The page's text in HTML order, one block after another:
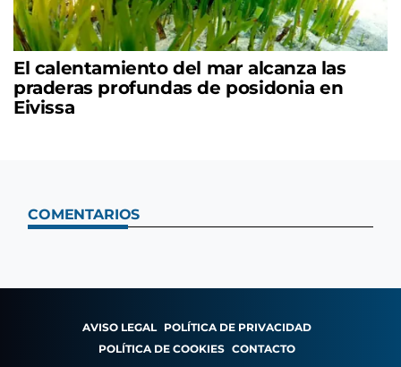
El calentamiento del mar alcanza las
praderas profundas de posidonia en
Eivissa
COMENTARIOS
AVISO LEGAL POLÍTICA DE PRIVACIDAD
POLÍTICA DE COOKIES CONTACTO